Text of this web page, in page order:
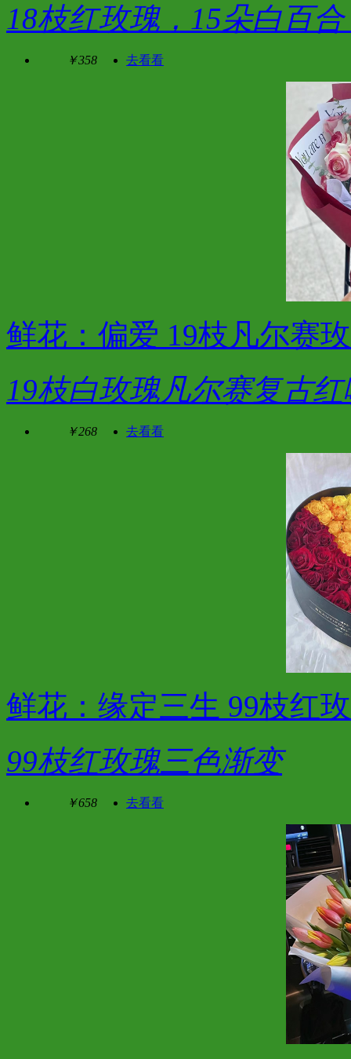
18枝红玫瑰，15朵白百
￥358 去看看
鲜花：偏爱 19枝凡尔赛
19枝白玫瑰凡尔赛复古
￥268 去看看
鲜花：缘定三生 99枝红
99枝红玫瑰三色渐变
￥658 去看看